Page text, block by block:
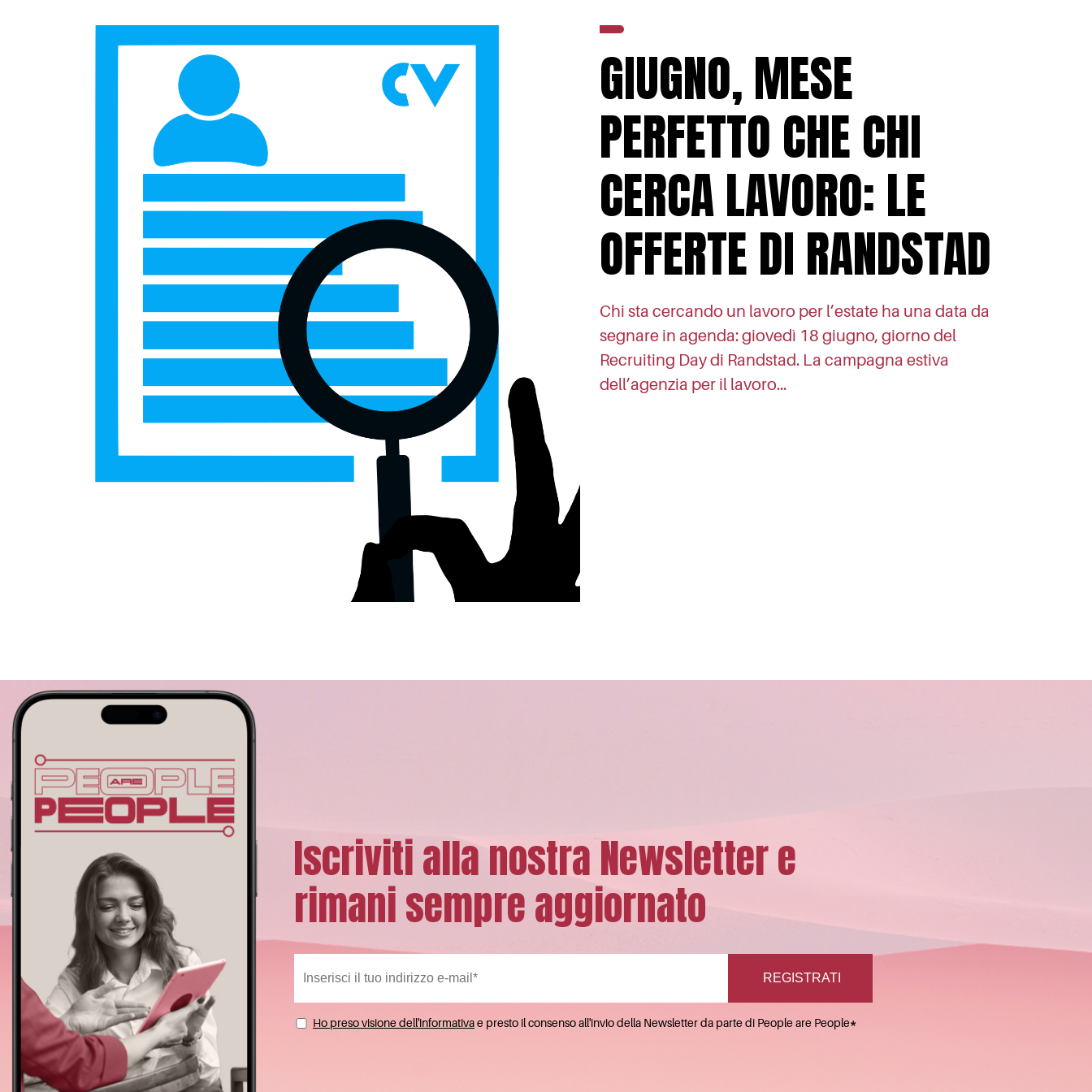
GIUGNO, MESE
PERFETTO CHE CHI
CERCA LAVORO: LE
OFFERTE DI RANDSTAD
Chi sta cercando un lavoro per l’estate ha una data da
segnare in agenda: giovedì 18 giugno, giorno del
Recruiting Day di Randstad. La campagna estiva
dell’agenzia per il lavoro…
Iscriviti alla nostra Newsletter e
rimani sempre aggiornato
Ho preso visione dell'informativae presto il consenso all'invio della Newsletter da parte di People are People*